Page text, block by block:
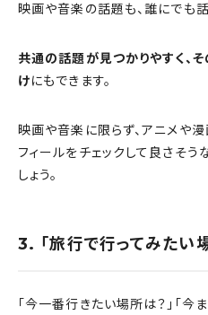
映画や音楽の話題も、誰にでも
共通の話題が見つかりやすく、
けにもできます。
映画や音楽に限らず、アニメや漫
フィールをチェックして良さそ
しょう。
3. 「旅行で行ってみたい
「今一番行きたい場所は？」「